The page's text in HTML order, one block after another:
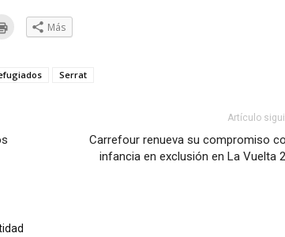
abre
en
Más
Serrat
Artículo
Carrefour renueva su compromiso
infancia en exclusión en La Vuelta